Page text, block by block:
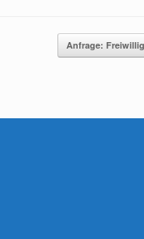
Anfrage: